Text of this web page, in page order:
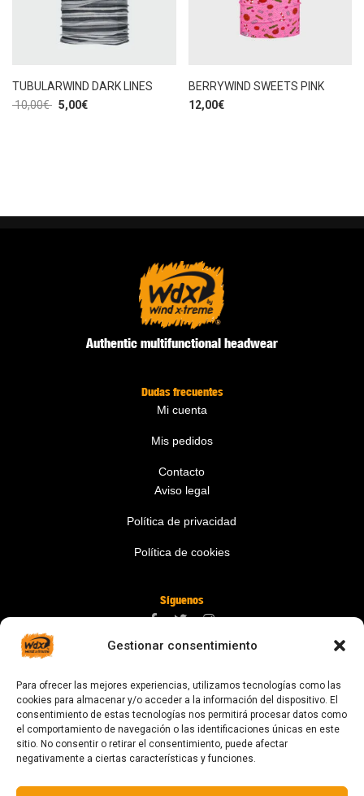
Gestionar consentimiento
Para ofrecer las mejores experiencias, utilizamos tecnologías como las
cookies para almacenar y/o acceder a la información del dispositivo. El
consentimiento de estas tecnologías nos permitirá procesar datos como
el comportamiento de navegación o las identificaciones únicas en este
sitio. No consentir o retirar el consentimiento, puede afectar
negativamente a ciertas características y funciones.
TUBULARWIND DARK LINES
10,00€ 5,00€
BERRYWIND SWEETS PINK
12,00€
Authentic multifunctional headwear
Dudas frecuentes
Mi cuenta
Mis pedidos
Contacto
Aviso legal
Política de privacidad
Política de cookies
Síguenos
digital@zonawind.com
Av. de la Mare de Déu de Montserrat, 115
08024 Barcelona